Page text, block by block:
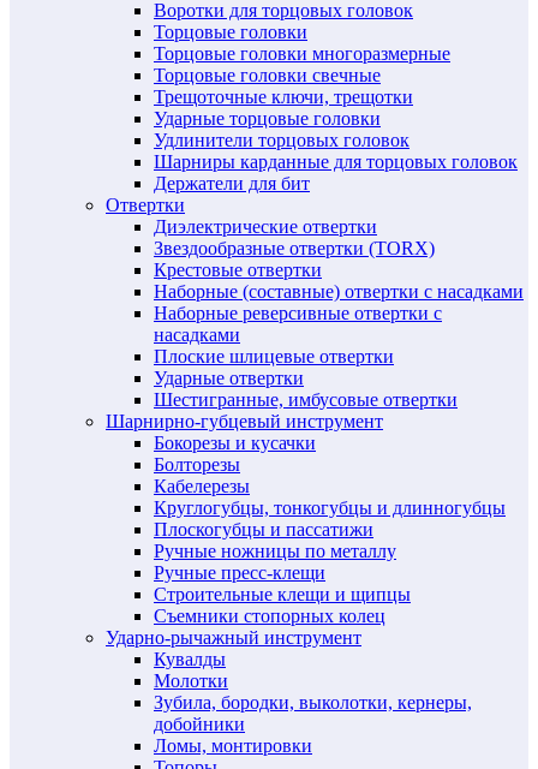
Воротки для торцовых головок
Торцовые головки
Торцовые головки многоразмерные
Торцовые головки свечные
Трещоточные ключи, трещотки
Ударные торцовые головки
Удлинители торцовых головок
Шарниры карданные для торцовых головок
Держатели для бит
Отвертки
Диэлектрические отвертки
Звездообразные отвертки (TORX)
Крестовые отвертки
Наборные (составные) отвертки с насадками
Наборные реверсивные отвертки с
насадками
Плоские шлицевые отвертки
Ударные отвертки
Шестигранные, имбусовые отвертки
Шарнирно-губцевый инструмент
Бокорезы и кусачки
Болторезы
Кабелерезы
Круглогубцы, тонкогубцы и длинногубцы
Плоскогубцы и пассатижи
Ручные ножницы по металлу
Ручные пресс-клещи
Строительные клещи и щипцы
Съемники стопорных колец
Ударно-рычажный инструмент
Кувалды
Молотки
Зубила, бородки, выколотки, кернеры,
добойники
Ломы, монтировки